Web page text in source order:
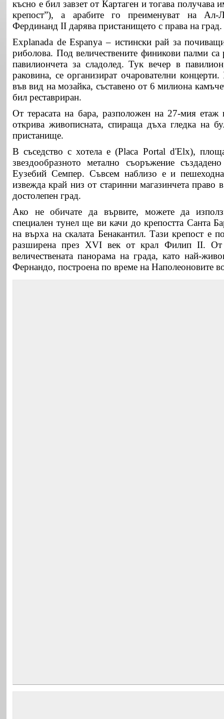
късно е бил завзет от Картаген и тогава получава
крепост”), а арабите го преименуват на
Фердинанд ІІ дарява пристанището с права на град.
Explanada de Espanya – истински рай за
риболова. Под величествените финикови палми са
павилиончета за сладолед. Тук вечер в
раковина, се организират очарователни
във вид на мозайка, съставено от 6 милиона
бил реставриран.
От терасата на бара, разположен на 27-мия
открива живописната, спираща дъха гледка на
пристанище.
В съседство с хотела е (Placa Portal d'Elx),
звездообразното метално съоръжение
Еузебий Семпер. Съвсем наблизо е и
извежда край низ от старинни магазинчета право
достолепен град.
Ако не обичате да вървите, можете да
специален тунел ще ви качи до крепостта Санта
на върха на скалата Бенакантил. Тази крепост е
разширена през ХVІ век от крал Филип ІІ. От
величествената панорама на града, като най-
Фернандо, построена по време на Наполеоновите